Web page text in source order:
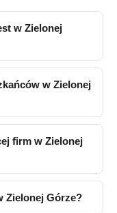
w Zielonej
w Zielonej
firm w Zielonej
Zielonej Górze?